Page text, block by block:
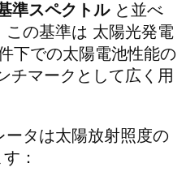
準スペクトルと並べ
この基準は 太陽光発電
下での太陽電池性能の
チマークとして広く用
ータは太陽放射照度の
：